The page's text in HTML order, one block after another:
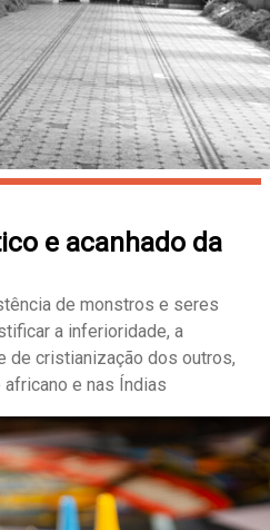
e acanhado da
de monstros e seres
a inferioridade, a
de cristianização dos outros,
e nas Índias